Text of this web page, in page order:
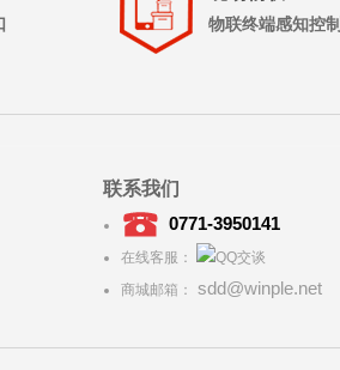
物联终端感知控制
联系我们
0771-3950141
在线客服：
商城邮箱：
sdd@winple.net